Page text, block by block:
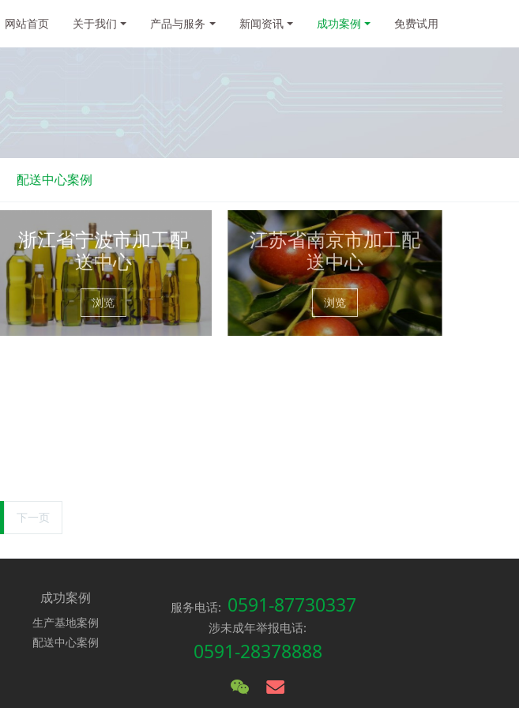
网站首页 关于我们 产品与服务 新闻资讯 成功案例 免费试用
配送中心案例
浙江省宁波市加工配
送中心
浏览
江苏省南京市加工配
送中心
浏览
下一页
成功案例
生产基地案例
配送中心案例
服务电话: 0591-87730337
涉未成年举报电话:
0591-28378888